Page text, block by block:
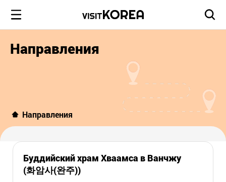
Направления
Направления
Буддийский храм Хваамса в Ванчжу
(화암사(완주))